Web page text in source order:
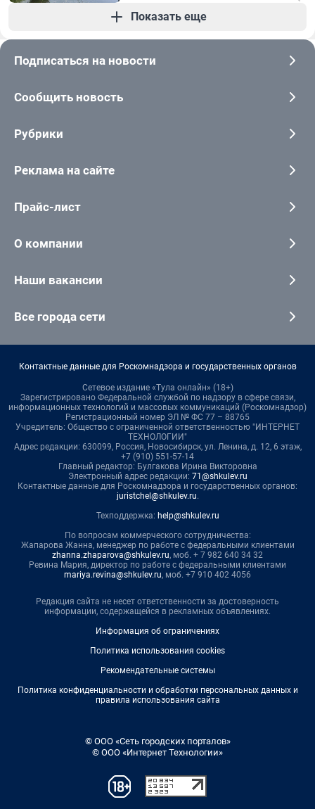
Показать еще
Подписаться на новости
Сообщить новость
Рубрики
Реклама на сайте
Прайс-лист
О компании
Наши вакансии
Все города сети
Контактные данные для Роскомнадзора и государственных органов
Сетевое издание «Тула онлайн» (18+)
Зарегистрировано Федеральной службой по надзору в сфере связи,
информационных технологий и массовых коммуникаций (Роскомнадзор)
Регистрационный номер ЭЛ № ФС 77 – 88765
Учредитель: Общество с ограниченной ответственностью "ИНТЕРНЕТ
ТЕХНОЛОГИИ"
Адрес редакции: 630099, Россия, Новосибирск, ул. Ленина, д. 12, 6 этаж,
+7 (910) 551-57-14
Главный редактор: Булгакова Ирина Викторовна
Электронный адрес редакции: 71@shkulev.ru
Контактные данные для Роскомнадзора и государственных органов:
juristchel@shkulev.ru.
Техподдержка: help@shkulev.ru
По вопросам коммерческого сотрудничества:
Жапарова Жанна, менеджер по работе с федеральными клиентами
zhanna.zhaparova@shkulev.ru, моб. + 7 982 640 34 32
Ревина Мария, директор по работе с федеральными клиентами
mariya.revina@shkulev.ru, моб. +7 910 402 4056
Редакция сайта не несет ответственности за достоверность
информации, содержащейся в рекламных объявлениях.
Информация об ограничениях
Политика использования cookies
Рекомендательные системы
Политика конфиденциальности и обработки персональных данных и
правила использования сайта
© ООО «Сеть городских порталов»
© ООО «Интернет Технологии»